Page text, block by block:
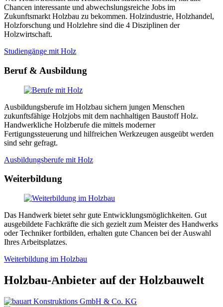
Chancen interessante und abwechslungsreiche Jobs im
Zukunftsmarkt Holzbau zu bekommen. Holzindustrie, Holzhandel,
Holzforschung und Holzlehre sind die 4 Disziplinen der
Holzwirtschaft.
Studiengänge mit Holz
Beruf & Ausbildung
Ausbildungsberufe im Holzbau sichern jungen Menschen
zukunftsfähige Holzjobs mit dem nachhaltigen Baustoff Holz.
Handwerkliche Holzberufe die mittels moderner
Fertigungssteuerung und hilfreichen Werkzeugen ausgeübt werden
sind sehr gefragt.
Ausbildungsberufe mit Holz
Weiterbildung
Das Handwerk bietet sehr gute Entwicklungsmöglichkeiten. Gut
ausgebildete Fachkräfte die sich gezielt zum Meister des Handwerks
oder Techniker fortbilden, erhalten gute Chancen bei der Auswahl
Ihres Arbeitsplatzes.
Weiterbildung im Holzbau
Holzbau-Anbieter auf der Holzbauwelt